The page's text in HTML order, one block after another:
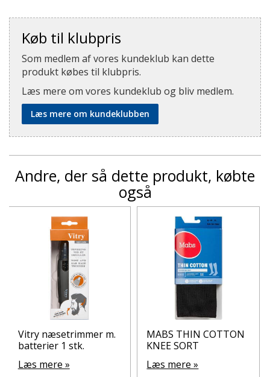
Køb til klubpris
Som medlem af vores kundeklub kan dette
produkt købes til klubpris.
Læs mere om vores kundeklub og bliv medlem.
Læs mere om kundeklubben
Andre, der så dette produkt, købte
også
Vitry næsetrimmer m.
batterier 1 stk.
Læs mere »
MABS THIN COTTON
KNEE SORT
Læs mere »